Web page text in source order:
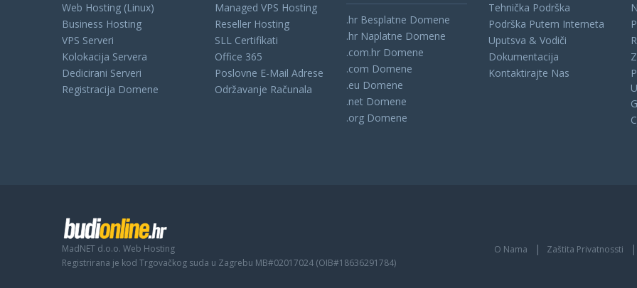
Web Hosting (Linux)
Business Hosting
VPS Serveri
Kolokacija Servera
Dedicirani Serveri
Registracija Domene
Managed VPS Hosting
Reseller Hosting
SLL Certifikati
Office 365
Poslovne E-Mail Adrese
Održavanje Računala
.hr Besplatne Domene
.hr Naplatne Domene
.com.hr Domene
.com Domene
.eu Domene
.net Domene
.org Domene
Tehnička Podrška
Podrška Putem Interneta
Uputsva & Vodiči
Dokumentacija
Kontaktirajte Nas
MadNET d.o.o. Web Hosting
Registrirana je kod Trgovačkog suda u Zagrebu MB#02017024 (OIB#18636291784)
O Nama Zaštita Privatnossti